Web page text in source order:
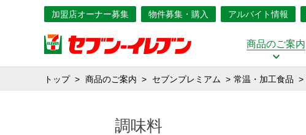
加盟店オーナー募集 物件募集・購入 アルバイト情報
商品のご案内
トップ 商品のご案内 セブンプレミアム 常温・加工食品
調味料